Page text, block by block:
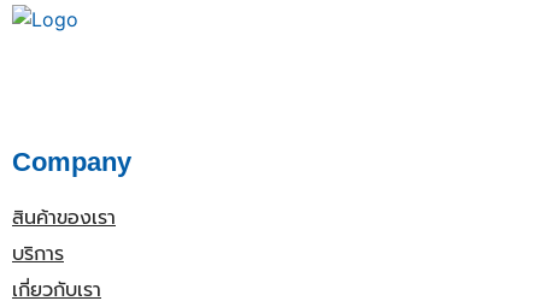
Company
สินค้าของเรา
บริการ
เกี่ยวกับเรา